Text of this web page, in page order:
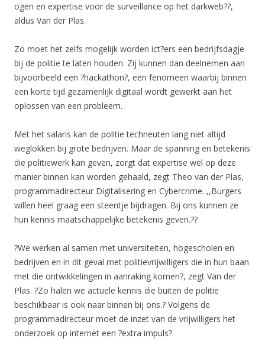
ogen en expertise voor de surveillance op het darkweb??,
aldus Van der Plas.
Zo moet het zelfs mogelijk worden ict?ers een bedrijfsdagje
bij de politie te laten houden. Zij kunnen dan deelnemen aan
bijvoorbeeld een ?hackathon?, een fenomeen waarbij binnen
een korte tijd gezamenlijk digitaal wordt gewerkt aan het
oplossen van een probleem.
Met het salaris kan de politie techneuten lang niet altijd
weglokken bij grote bedrijven. Maar de spanning en betekenis
die politiewerk kan geven, zorgt dat expertise wel op deze
manier binnen kan worden gehaald, zegt Theo van der Plas,
programmadirecteur Digitalisering en Cybercrime. ,,Burgers
willen heel graag een steentje bijdragen. Bij ons kunnen ze
hun kennis maatschappelijke betekenis geven.??
?We werken al samen met universiteiten, hogescholen en
bedrijven en in dit geval met politievrijwilligers die in hun baan
met die ontwikkelingen in aanraking komen?, zegt Van der
Plas. ?Zo halen we actuele kennis die buiten de politie
beschikbaar is ook naar binnen bij ons.? Volgens de
programmadirecteur moet de inzet van de vrijwilligers het
onderzoek op internet een ?extra impuls?.